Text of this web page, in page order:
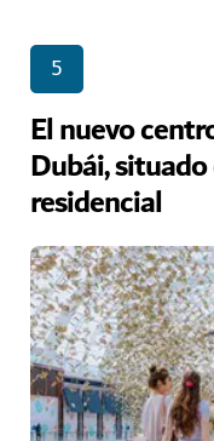
5
El nuevo
Dubái,
residencial